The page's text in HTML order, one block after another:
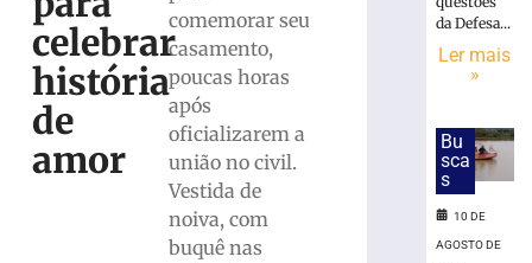
celebrar
história
de
amor
comemorar seu
casamento,
poucas horas
após
oficializarem a
união no civil.
Vestida de
noiva, com
buquê nas
queda
telhado
durante
Brusque
agosto
da Defesa...
Ler mais
»
Bu
sca
s
10 DE
AGOSTO DE